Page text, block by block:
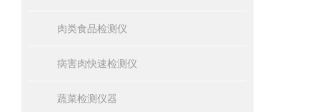
肉类食品检测仪
病害肉快速检测仪
蔬菜检测仪器